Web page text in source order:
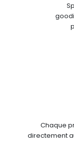
Chaque
directement